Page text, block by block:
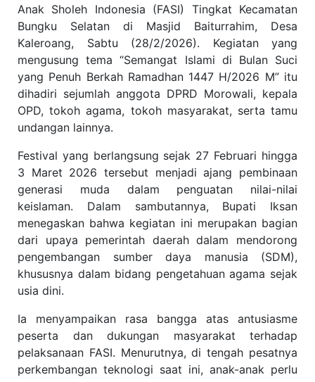
Anak Sholeh Indonesia (FASI) Tingkat Kecamatan
Bungku Selatan di Masjid Baiturrahim, Desa
Kaleroang, Sabtu (28/2/2026). Kegiatan yang
mengusung tema “Semangat Islami di Bulan Suci
yang Penuh Berkah Ramadhan 1447 H/2026 M” itu
dihadiri sejumlah anggota DPRD Morowali, kepala
OPD, tokoh agama, tokoh masyarakat, serta tamu
undangan lainnya.
Festival yang berlangsung sejak 27 Februari hingga
3 Maret 2026 tersebut menjadi ajang pembinaan
generasi muda dalam penguatan nilai-nilai
keislaman. Dalam sambutannya, Bupati Iksan
menegaskan bahwa kegiatan ini merupakan bagian
dari upaya pemerintah daerah dalam mendorong
pengembangan sumber daya manusia (SDM),
khususnya dalam bidang pengetahuan agama sejak
usia dini.
Ia menyampaikan rasa bangga atas antusiasme
peserta dan dukungan masyarakat terhadap
pelaksanaan FASI. Menurutnya, di tengah pesatnya
perkembangan teknologi saat ini, anak-anak perlu